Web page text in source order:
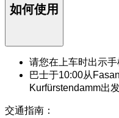
如何使用
请您在上车时出示
巴士于10:00从
Kurfürstendamm出
交通指南：